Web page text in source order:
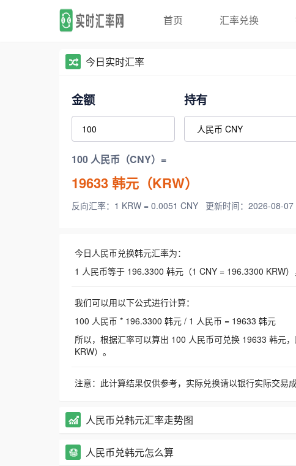
首页 汇率兑换
今日实时汇率
金额 持有
100 人民币（CNY）=
19633韩元（KRW）
反向汇率：1 KRW = 0.0051 CNY 更新时间：2026-08-
今日人民币兑换韩元汇率为：
1 人民币等于 196.3300 韩元（1 CNY = 196.3300 KRW
我们可以用以下公式进行计算：
100 人民币 * 196.3300 韩元 / 1 人民币 = 19633 韩元
所以，根据汇率可以算出 100 人民币可兑换 19633 韩元
KRW）。
注意：此计算结果仅供参考，实际兑换请以银行实际交易成
人民币兑韩元汇率走势图
人民币兑韩元怎么算